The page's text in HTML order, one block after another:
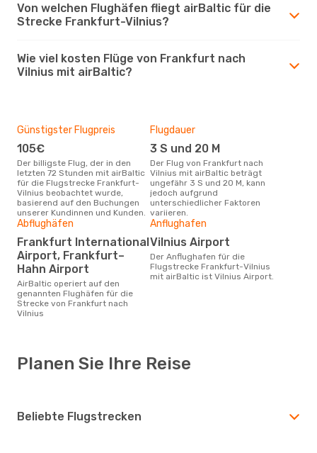
Von welchen Flughäfen fliegt airBaltic für die
Strecke Frankfurt-Vilnius?
Wie viel kosten Flüge von Frankfurt nach
Vilnius mit airBaltic?
Günstigster Flugpreis
105€
Der billigste Flug, der in den
letzten 72 Stunden mit airBaltic
für die Flugstrecke Frankfurt-
Vilnius beobachtet wurde,
basierend auf den Buchungen
unserer Kundinnen und Kunden.
Flugdauer
3 S und 20 M
Der Flug von Frankfurt nach
Vilnius mit airBaltic beträgt
ungefähr 3 S und 20 M, kann
jedoch aufgrund
unterschiedlicher Faktoren
variieren.
Abflughäfen
Frankfurt International
Airport, Frankfurt–
Hahn Airport
airBaltic operiert auf den
genannten Flughäfen für die
Strecke von Frankfurt nach
Vilnius
Anflughafen
Vilnius Airport
Der Anflughafen für die
Flugstrecke Frankfurt-Vilnius
mit airBaltic ist Vilnius Airport.
Planen Sie Ihre Reise
Beliebte Flugstrecken